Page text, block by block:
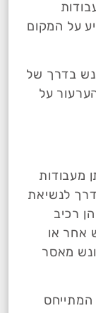
על המקום
בדרך של
על
מעבודות
לנשיאת
רכיב
אחר או
מאסר
המתייחס